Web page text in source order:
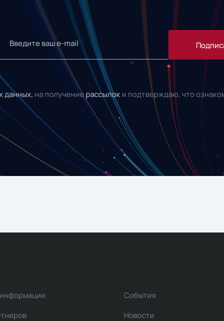
данных, на получениерассылок и подтверждаю, что
События
Новости